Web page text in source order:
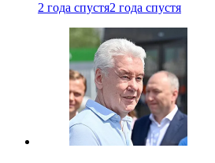
2 года спустя2 года спустя